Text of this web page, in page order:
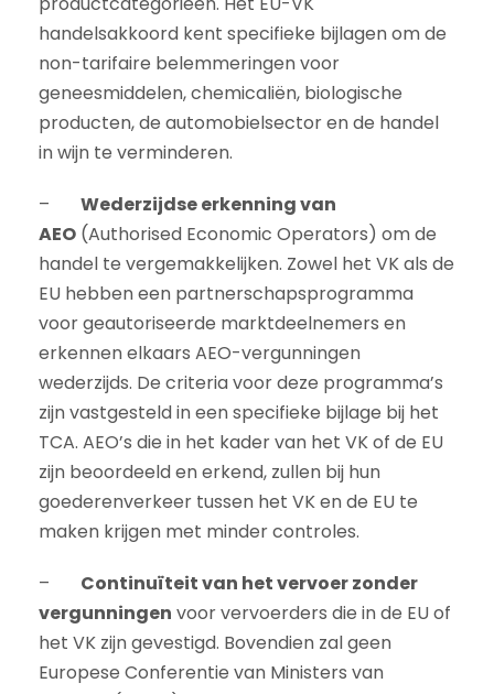
handelsakkoord kent specifieke bijlagen om de
non-tarifaire belemmeringen voor
geneesmiddelen, chemicaliën, biologische
producten, de automobielsector en de handel
in wijn te verminderen.
– Wederzijdse erkenning van
AEO (Authorised Economic Operators) om de
handel te vergemakkelijken. Zowel het VK als de
EU hebben een partnerschapsprogramma
voor geautoriseerde marktdeelnemers en
erkennen elkaars AEO-vergunningen
wederzijds. De criteria voor deze programma’s
zijn vastgesteld in een specifieke bijlage bij het
TCA. AEO’s die in het kader van het VK of de EU
zijn beoordeeld en erkend, zullen bij hun
goederenverkeer tussen het VK en de EU te
maken krijgen met minder controles.
– Continuïteit van het vervoer zonder
vergunningen voor vervoerders die in de EU of
het VK zijn gevestigd. Bovendien zal geen
Europese Conferentie van Ministers van